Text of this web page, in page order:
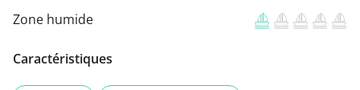
Zone humide
Caractéristiques